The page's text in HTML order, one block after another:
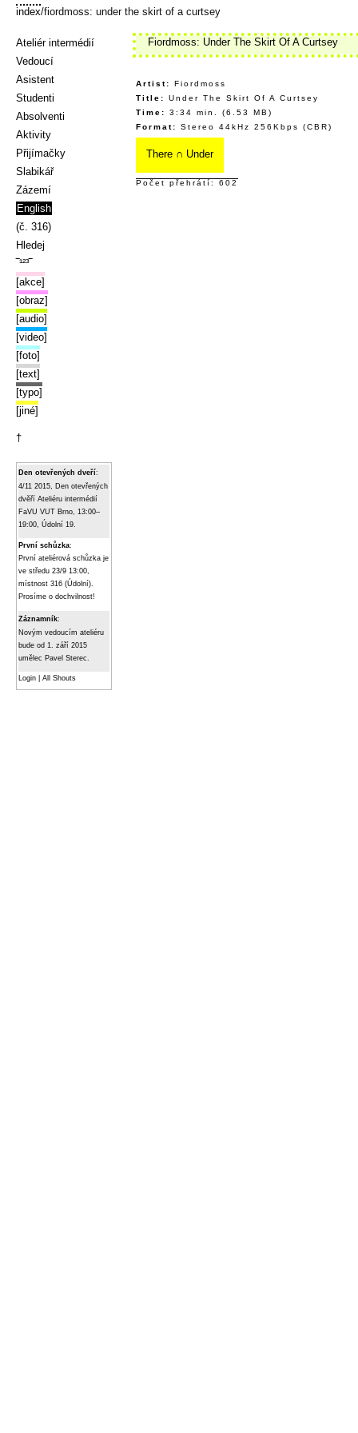
index/fiordmoss: under the skirt of a curtsey
Ateliér intermédií
Vedoucí
Asistent
Studenti
Absolventi
Aktivity
Přijímačky
Slabikář
Zázemí
English
(č. 316)
Hledej
‾¹²³‾
[akce]
[obraz]
[audio]
[video]
[foto]
[text]
[typo]
[jiné]
†
Den otevřených dveří:
4/11 2015, Den otevřených
dvěří Ateliéru intermédií
FaVU VUT Brno, 13:00–
19:00, Údolní 19.
První schůzka:
První ateliérová schůzka je
ve středu 23/9 13:00,
místnost 316 (Údolní).
Prosíme o dochvilnost!
Záznamník:
Novým vedoucím ateliéru
bude od 1. září 2015
umělec Pavel Sterec.
Login All Shouts
Fiordmoss: Under The Skirt Of A Curtsey
Artist:
Fiordmoss
Title:
Under The Skirt Of A Curtsey
Time:
3:34 min. (6.53 MB)
Format:
Stereo 44kHz 256Kbps (CBR)
There ∩ Under
Počet přehrátí: 602